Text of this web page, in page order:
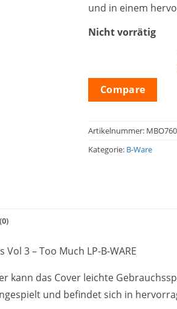
und in einem
Nicht vorrätig
Compare
Artikelnummer: MBO760
Kategorie: B-Ware
3 – Too Much LP-B-WARE
kann das Cover leichte
und befindet sich in